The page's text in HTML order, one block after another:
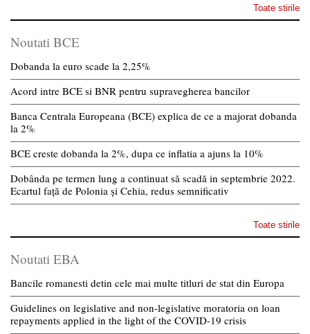
Toate stirile
Noutati BCE
Dobanda la euro scade la 2,25%
Acord intre BCE si BNR pentru supravegherea bancilor
Banca Centrala Europeana (BCE) explica de ce a majorat dobanda
la 2%
BCE creste dobanda la 2%, dupa ce inflatia a ajuns la 10%
Dobânda pe termen lung a continuat să scadă in septembrie 2022.
Ecartul față de Polonia și Cehia, redus semnificativ
Toate stirile
Noutati EBA
Bancile romanesti detin cele mai multe titluri de stat din Europa
Guidelines on legislative and non-legislative moratoria on loan
repayments applied in the light of the COVID-19 crisis